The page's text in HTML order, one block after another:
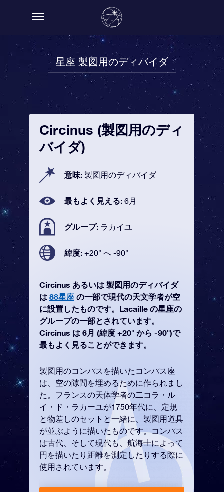
星座 製図用のディバイダ
Circinus (製図用のディ
バイダ)
意味: 製図用のディバイダ
最もよく見える: 6月
グループ: ラカイユ
緯度: +20° へ -90°
Circinus あるいは 製図用のディバイダ
は 88星座 の一部で現代の天文学者が空
に設置したものです。Lacaille の星座の
グループの一部とされています。
Circinus は 6月 (緯度 +20° から -90°)で
最もよく見ることができます。
製図用のコンパスを描いたコンパス座
は、空の隙間を埋めるために作られまし
た。フランスの天体学者の二コラ・ル
イ・ド・ラカーユが1750年代に、定規
と物差しのセットと一緒に、製図用道具
が並ぶように描いたものです。コンパス
は古代、そして現代も、航海士によって
円を描いたり距離を測定したりする際に
使用されています。